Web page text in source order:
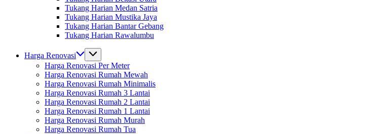
Tukang Harian Medan Satria
Tukang Harian Mustika Jaya
Tukang Harian Bantar Gebang
Tukang Harian Rawalumbu
Harga Renovasi
Harga Renovasi Per Meter
Harga Renovasi Rumah Mewah
Harga Renovasi Rumah Minimalis
Harga Renovasi Rumah 3 Lantai
Harga Renovasi Rumah 2 Lantai
Harga Renovasi Rumah 1 Lantai
Harga Renovasi Rumah Murah
Harga Renovasi Rumah Tua